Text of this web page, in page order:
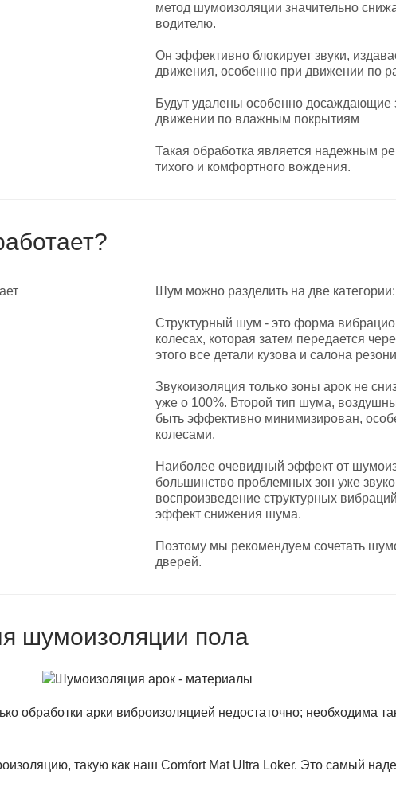
метод шумоизоляции значительно
водителю.
Он эффективно блокирует звуки,
движения, особенно при движении по
Будут удалены особенно досаждающие
движении по влажным покрытиям
Такая обработка является надежным
тихого и комфортного вождения.
Шум можно разделить на две категории:
Структурный шум - это форма
колесах, которая затем передается
этого все детали кузова и салона
Звукоизоляция только зоны арок не
уже о 100%. Второй тип шума,
быть эффективно минимизирован,
колесами.
Наиболее очевидный эффект от
большинство проблемных зон уже
воспроизведение структурных
эффект снижения шума.
Поэтому мы рекомендуем сочетать
дверей.
шумоизоляции пола
обработки арки виброизоляцией недостаточно; необходима
такую как наш Comfort Mat Ultra Loker. Это самый